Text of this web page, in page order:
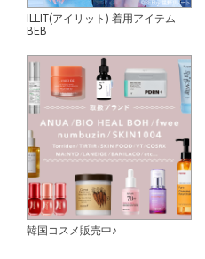
ILLIT(アイリット) 着用アイテム
BEB
韓国コスメ販売中♪